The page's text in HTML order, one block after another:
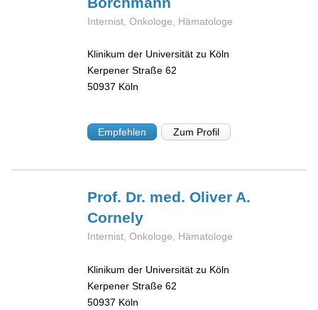
Internist, Onkologe, Hämatologe
Klinikum der Universität zu Köln
Kerpener Straße 62
50937 Köln
Empfehlen Zum Profil
Prof. Dr. med. Oliver A.
Cornely
Internist, Onkologe, Hämatologe
Klinikum der Universität zu Köln
Kerpener Straße 62
50937 Köln